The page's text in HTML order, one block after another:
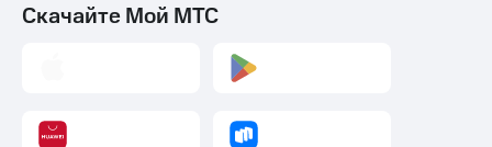
Скачайте Мой МТС